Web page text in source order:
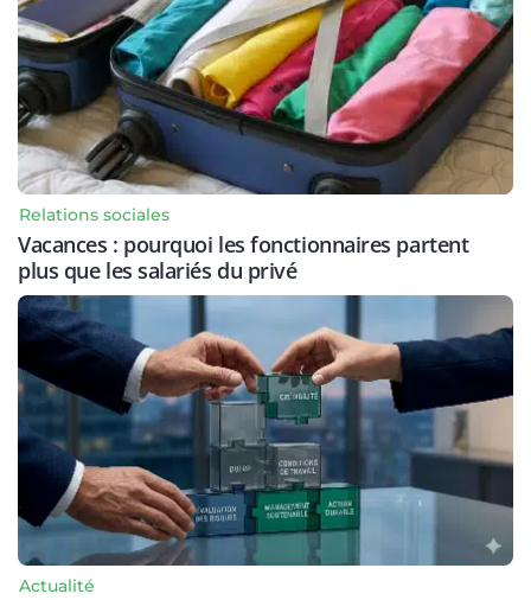
Relations sociales
Vacances : pourquoi les fonctionnaires partent
plus que les salariés du privé
Actualité